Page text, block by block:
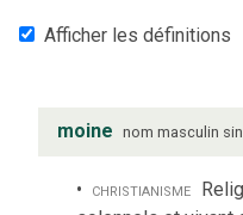
Afficher les définitions
moine nom masculin
christianisme